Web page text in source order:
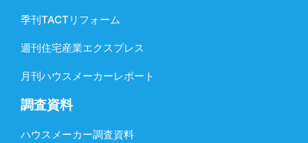
季刊TACTリフォーム
週刊住宅産業エクスプレス
月刊ハウスメーカーレポート
調査資料
ハウスメーカー調査資料